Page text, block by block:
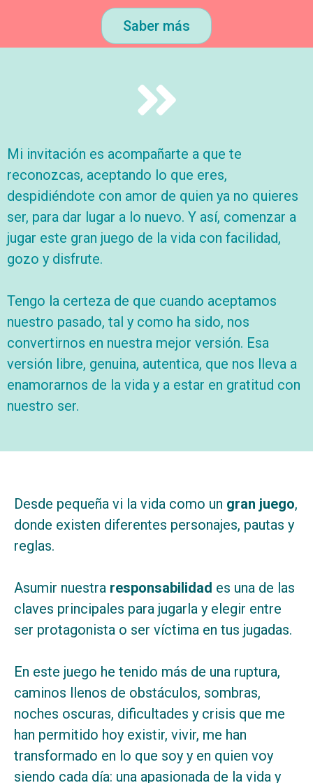
Saber más
Mi invitación es acompañarte a que te
reconozcas, aceptando lo que eres,
despidiéndote con amor de quien ya no quieres
ser, para dar lugar a lo nuevo. Y así, comenzar a
jugar este gran juego de la vida con facilidad,
gozo y disfrute.
Tengo la certeza de que cuando aceptamos
nuestro pasado, tal y como ha sido, nos
convertirnos en nuestra mejor versión. Esa
versión libre, genuina, autentica, que nos lleva a
enamorarnos de la vida y a estar en gratitud con
nuestro ser.
Desde pequeña vi la vida como un gran juego,
donde existen diferentes personajes, pautas y
reglas.
Asumir nuestra responsabilidad es una de las
claves principales para jugarla y elegir entre
ser protagonista o ser víctima en tus jugadas.
En este juego he tenido más de una ruptura,
caminos llenos de obstáculos, sombras,
noches oscuras, dificultades y crisis que me
han permitido hoy existir, vivir, me han
transformado en lo que soy y en quien voy
siendo cada día: una apasionada de la vida y